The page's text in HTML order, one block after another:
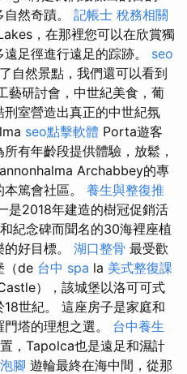
然奇蹟。 記帳士 稅務相關
，在那裡您可以在欣賞獨
足徑進行遠足的踪跡。 seo
自然景點，我們還可以看到
藝研討會，中世紀美食，葡
室營造出真正的中世紀氛
seo點擊軟體 Porta遊客
有年齡段提供體驗，放鬆，
Archabbey的專
篤會社區。 養生與整復推
是2018年建造的樹冠促銷活
紀念碑而聞名的30海裡座植
好目標。 湖口整骨 最受歡
（de 台中 spa la 美式整復課
），該城堡以洛可可式
世紀。 這座房子是家庭和
塔的理想之選。 台中養生
，Tapolca也是遠足和濕計
腳 遊輪最終在海中間，從那